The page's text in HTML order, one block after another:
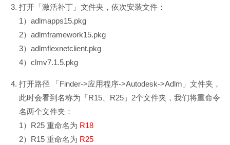
打开「激活补丁」文件夹，依次安装文件：
1）adlmapps15.pkg
2）adlmframework15.pkg
3）adlmflexnetclient.pkg
4）clmv7.1.5.pkg
打开路径 「Finder->应用程序->Autodesk->Adlm」文件夹，
此时会看到名称为「R15、R25」2个文件夹，我们将重命令
名两个文件夹：
1）R25 重命名为 R18
2）R15 重命名为 R25